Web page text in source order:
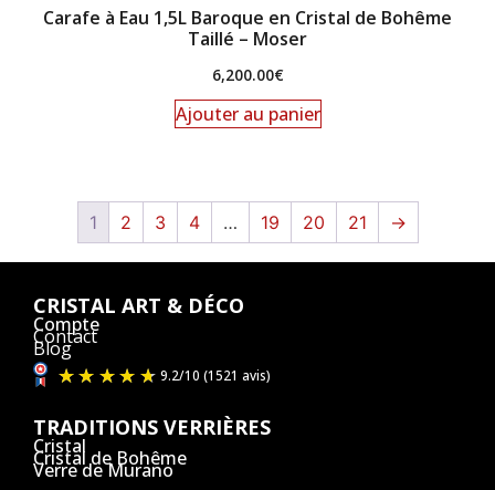
Carafe à Eau 1,5L Baroque en Cristal de Bohême
Taillé – Moser
6,200.00€
Ajouter au panier
1 2 3 4 … 19 20 21 →
CRISTAL ART & DÉCO
Compte
Contact
Blog
TRADITIONS VERRIÈRES
Cristal
Cristal de Bohême
Verre de Murano